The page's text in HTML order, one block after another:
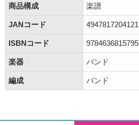
商品構成 楽譜
JANコード 4947817204121
ISBNコード 9784636815795
楽器 バンド
編成 バンド